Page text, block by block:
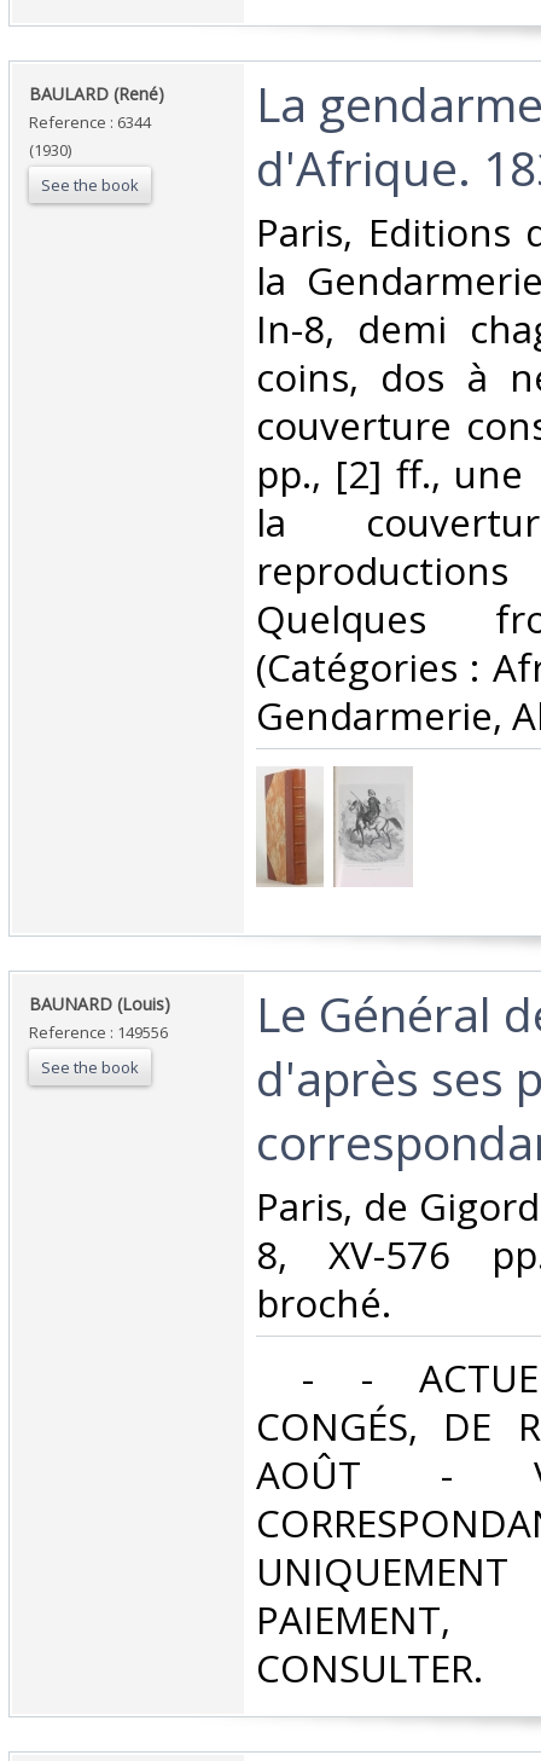
‎BAULARD (René)‎
Reference : 6344
(1930)
See the book
‎La
d'Afrique.
‎Paris, Editions
la
In-8, demi
coins, dos à
couverture
pp., [2] ff.,
la
Quelques
(Catégories :
Gendarmerie,
‎BAUNARD (Louis)‎
Reference : 149556
See the book
‎Le Général
d'après ses
‎Paris, de
8, XV-576
broché. ‎
- -
CONGÉS, DE
AOÛT -
CONSULTER.‎